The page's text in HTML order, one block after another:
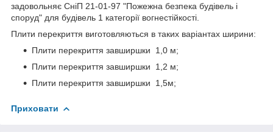
задовольняє СніП 21-01-97 "Пожежна безпека будівель і
споруд" для будівель 1 категорії вогнестійкості.
Плити перекриття виготовляються в таких варіантах ширини:
Плити перекриття завширшки 1,0 м;
Плити перекриття завширшки 1,2 м;
Плити перекриття завширшки 1,5м;
Приховати